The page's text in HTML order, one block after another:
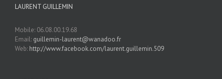
LAURENT GUILLEMIN
Mobile: 06.08.00.19.68
Email: guillemin-laurent@wanadoo.fr
Web: http://www.facebook.com/laurent.guillemin.509